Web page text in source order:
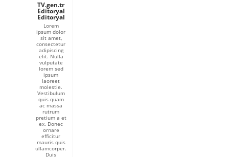
TV.gen.tr
Editoryal
Editoryal
Lorem
ipsum dolor
sit amet,
consectetur
adipiscing
elit. Nulla
vulputate
lorem sed
ipsum
laoreet
molestie.
Vestibulum
quis quam
ac massa
rutrum
pretium a et
ex. Donec
ornare
efficitur
mauris quis
ullamcorper.
Duis